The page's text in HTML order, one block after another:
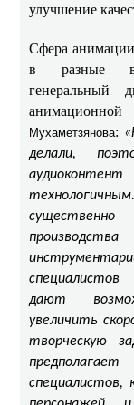
улучшение
Сфера
в разные
генеральный
Мухаметзянова:
делали,
дают
увеличить
творческую
специалистов,